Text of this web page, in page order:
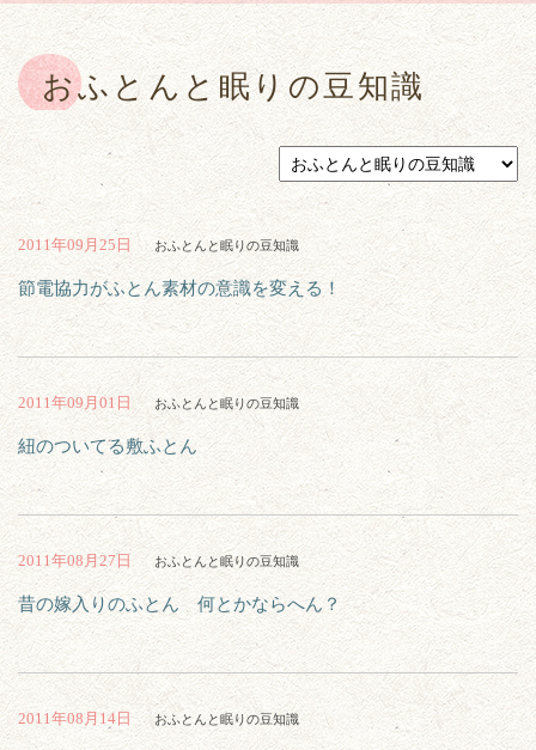
おふとんと眠りの豆知識
2011年09月25日 おふとんと眠りの豆知識
節電協力がふとん素材の意識を変える！
2011年09月01日 おふとんと眠りの豆知識
紐のついてる敷ふとん
2011年08月27日 おふとんと眠りの豆知識
昔の嫁入りのふとん 何とかならへん？
2011年08月14日 おふとんと眠りの豆知識